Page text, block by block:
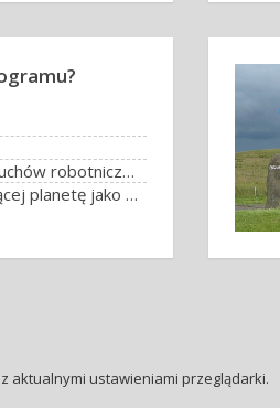
Międzynarodowego symbolu ruchów robotniczych
Ziema – idea flagi reprezentującej planetę jako całość
aktualnymi ustawieniami przeglądarki.